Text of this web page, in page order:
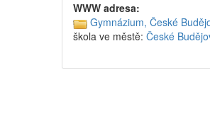
WWW adresa:
Gymnázium, České
škola ve městě: České